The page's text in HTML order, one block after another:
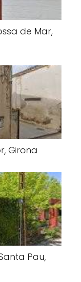
de Mar,
Girona
Pau,